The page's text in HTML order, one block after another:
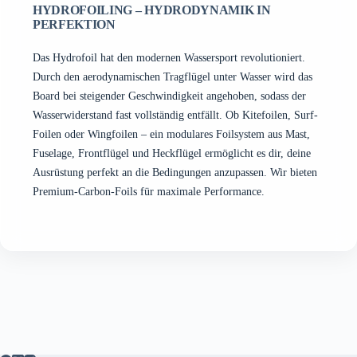
der
Produktseite
werden
der
werden
HYDROFOILING – HYDRODYNAMIK IN
PERFEKTION
Das Hydrofoil hat den modernen Wassersport revolutioniert.
Durch den aerodynamischen Tragflügel unter Wasser wird das
Board bei steigender Geschwindigkeit angehoben, sodass der
Wasserwiderstand fast vollständig entfällt. Ob Kitefoilen, Surf-
Foilen oder Wingfoilen – ein modulares Foilsystem aus Mast,
Fuselage, Frontflügel und Heckflügel ermöglicht es dir, deine
Ausrüstung perfekt an die Bedingungen anzupassen. Wir bieten
Premium-Carbon-Foils für maximale Performance.